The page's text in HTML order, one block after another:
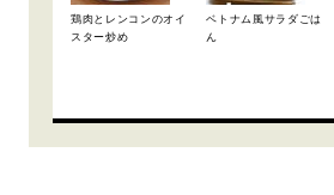
鶏肉とレンコンのオイ
スター炒め
ベトナム風サラダごは
ん